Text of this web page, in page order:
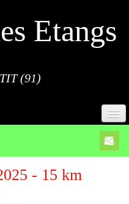
Etangs
(91)
- 15 km